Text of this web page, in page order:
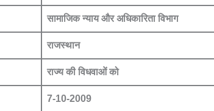
सामाजिक न्याय और अधिकारिता विभाग
राजस्थान
राज्य की विधवाओं को
7-10-2009